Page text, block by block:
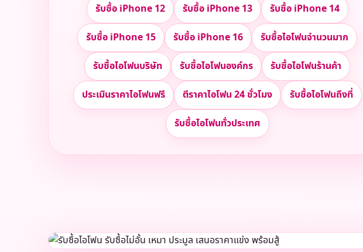
รับซื้อ iPhone 12 รับซื้อ iPhone 13 รับซื้อ iPhone 14
รับซื้อ iPhone 15 รับซื้อ iPhone 16 รับซื้อไอโฟนจำนวนมาก
รับซื้อไอโฟนบริษัท รับซื้อไอโฟนองค์กร รับซื้อไอโฟนร้านค้า
ประเมินราคาไอโฟนฟรี ตีราคาไอโฟน 24 ชั่วโมง รับซื้อไอโฟนถึงที่
รับซื้อไอโฟนทั่วประเทศ